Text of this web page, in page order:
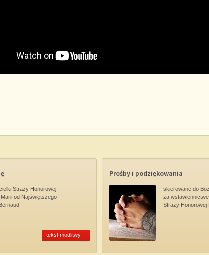
Straży Honorowej
od Najświętszego
tekst modlitwy
Prośby i podziękowania
skierowane do
za
Straży Honorowej